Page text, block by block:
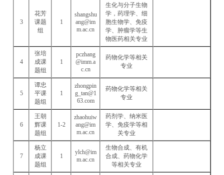
3
花芳
课题
组
1
shangshu
ang@im
m.ac.cn
生化与分子生物
学，药理学、细
胞生物学、免疫
学、肿瘤学等生
物医药相关专业
4
张培
成课
题组
1
pczhang
@imm.a
c.cn
药物化学等相关
专业
5
谭忠
平课
题组
1
zhongpin
g_tan@1
63.com
药物化学等相关
专业
6
王朝
辉课
题组
1-2
zhaohuiw
ang@im
m.ac.cn
药剂学、纳米医
学、免疫学等相
关专业
7
杨立
成课
题组
1
ylch@im
m.ac.cn
生物合成、有机
合成、药物化学
等相关专业